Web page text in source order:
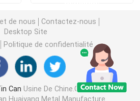
des aliments
de nous
Contactez-nous
Desktop Site
Politique de confidentialité
Can Usine De Chine.Copyright
Huaiyang Metal Manufacture